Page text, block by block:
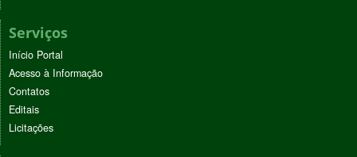
Serviços
Início Portal
Acesso à Informação
Contatos
Editais
Licitações